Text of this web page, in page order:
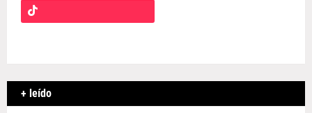
+ leído